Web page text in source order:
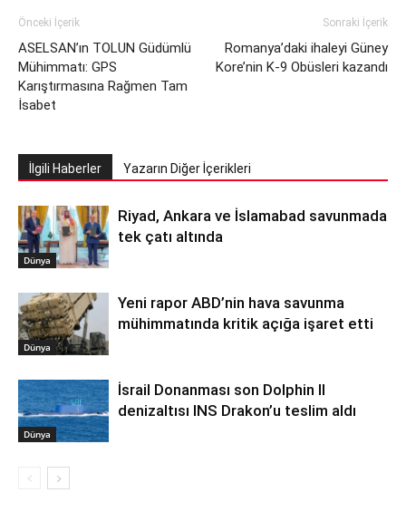
Önceki İçerik
ASELSAN’ın TOLUN Güdümlü
Mühimmatı: GPS
Karıştırmasına Rağmen Tam
İsabet
Sonraki İçerik
Romanya’daki ihaleyi Güney
Kore’nin K-9 Obüsleri kazandı
İlgili Haberler Yazarın Diğer İçerikleri
Dünya
Riyad, Ankara ve İslamabad savunmada
tek çatı altında
Dünya
Yeni rapor ABD’nin hava savunma
mühimmatında kritik açığa işaret etti
Dünya
İsrail Donanması son Dolphin II
denizaltısı INS Drakon’u teslim aldı